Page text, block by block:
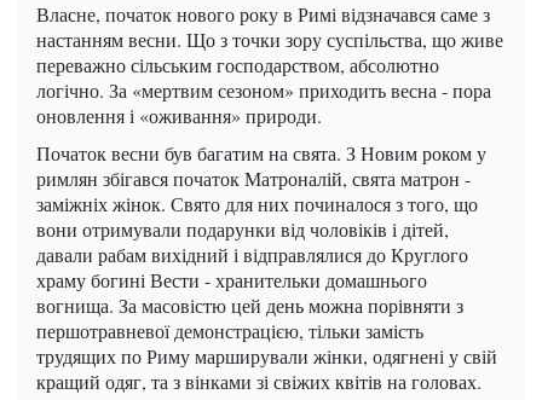
Власне, початок нового року в Римі відзначався саме з
настанням весни. Що з точки зору суспільства, що живе
переважно сільським господарством, абсолютно
логічно. За «мертвим сезоном» приходить весна - пора
оновлення і «оживання» природи.
Початок весни був багатим на свята. З Новим роком у
римлян збігався початок Матроналій, свята матрон -
заміжніх жінок. Свято для них починалося з того, що
вони отримували подарунки від чоловіків і дітей,
давали рабам вихідний і відправлялися до Круглого
храму богині Вести - хранительки домашнього
вогнища. За масовістю цей день можна порівняти з
першотравневої демонстрацією, тільки замість
трудящих по Риму марширували жінки, одягнені у свій
кращий одяг, та з вінками зі свіжих квітів на головах.